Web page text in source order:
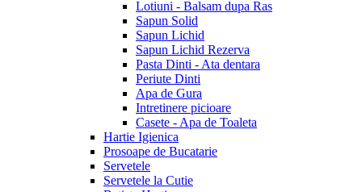
Lotiuni - Balsam dupa Ras
Sapun Solid
Sapun Lichid
Sapun Lichid Rezerva
Pasta Dinti - Ata dentara
Periute Dinti
Apa de Gura
Intretinere picioare
Casete - Apa de Toaleta
Hartie Igienica
Prosoape de Bucatarie
Servetele
Servetele la Cutie